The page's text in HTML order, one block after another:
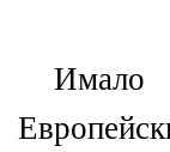
Имало